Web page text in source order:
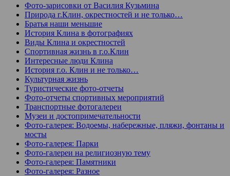
Фото-зарисовки от Василия Кузьмина
Природа г.Клин, окрестностей и не только…
Братья наши меньшие
История Клина в фотографиях
Виды Клина и окрестностей
Спортивная жизнь в г.о.Клин
Интересные люди Клина
История г.о. Клин и не только…
Культурная жизнь
Туристические фото-отчеты
Фото-отчеты спортивных мероприятий
Транспортные фотогалереи
Музеи и достопримечательности
Фото-галерея: Водоемы, набережные, пляжи, фонтаны и
мосты
Фото-галерея: Парки
Фото-галереи на религиозную тему
Фото-галерея: Памятники
Фото-галерея: Разное